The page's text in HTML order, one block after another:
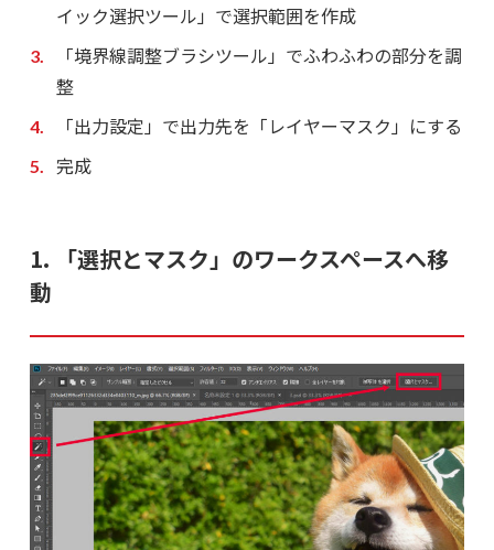
イック選択ツール」で選択範囲を作成
「境界線調整ブラシツール」でふわふわの部分を調
整
「出力設定」で出力先を「レイヤーマスク」にする
完成
1. 「選択とマスク」のワークスペースへ移
動